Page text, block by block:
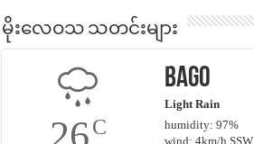
မိုးလေဝသ သတင်းများ
26C
Bago
Light Rain
humidity: 97%
wind: 4km/h SSW